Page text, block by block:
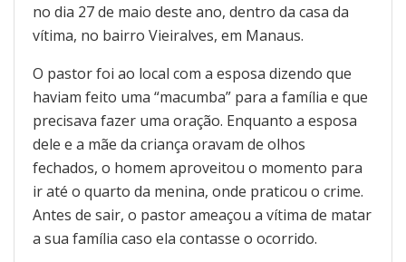
no dia 27 de maio deste ano, dentro da casa da
vítima, no bairro Vieiralves, em Manaus.
O pastor foi ao local com a esposa dizendo que
haviam feito uma “macumba” para a família e que
precisava fazer uma oração. Enquanto a esposa
dele e a mãe da criança oravam de olhos
fechados, o homem aproveitou o momento para
ir até o quarto da menina, onde praticou o crime.
Antes de sair, o pastor ameaçou a vítima de matar
a sua família caso ela contasse o ocorrido.